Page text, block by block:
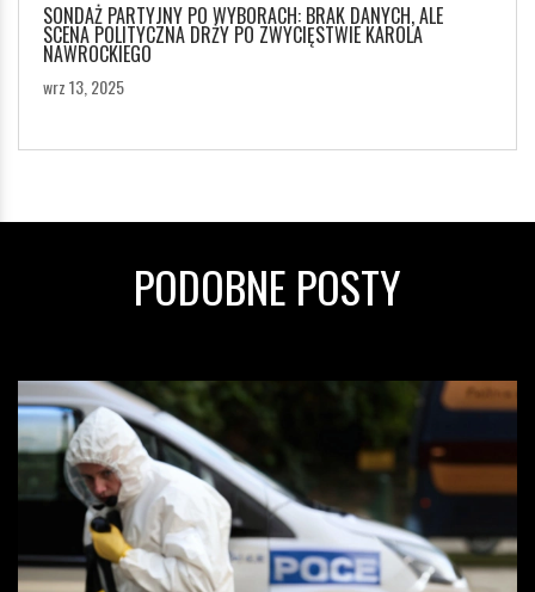
SONDAŻ PARTYJNY PO WYBORACH: BRAK DANYCH, ALE
SCENA POLITYCZNA DRŻY PO ZWYCIĘSTWIE KAROLA
NAWROCKIEGO
wrz 13, 2025
PODOBNE POSTY